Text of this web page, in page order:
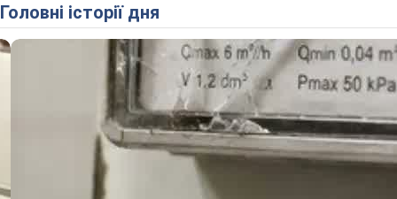
Головні історії дня